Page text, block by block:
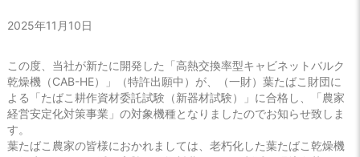
2025年11月10日
この度、当社が新たに開発した「高熱交換率型キャビネットバルク
乾燥機（CAB-HE）」（特許出願中）が、（一財）葉たばこ財団に
よる「たばこ耕作資材委託試験（新器材試験）」に合格し、「農家
経営安定化対策事業」の対象機種となりましたのでお知らせ致しま
す。
葉たばこ農家の皆様におかれましては、老朽化した葉たばこ乾燥機